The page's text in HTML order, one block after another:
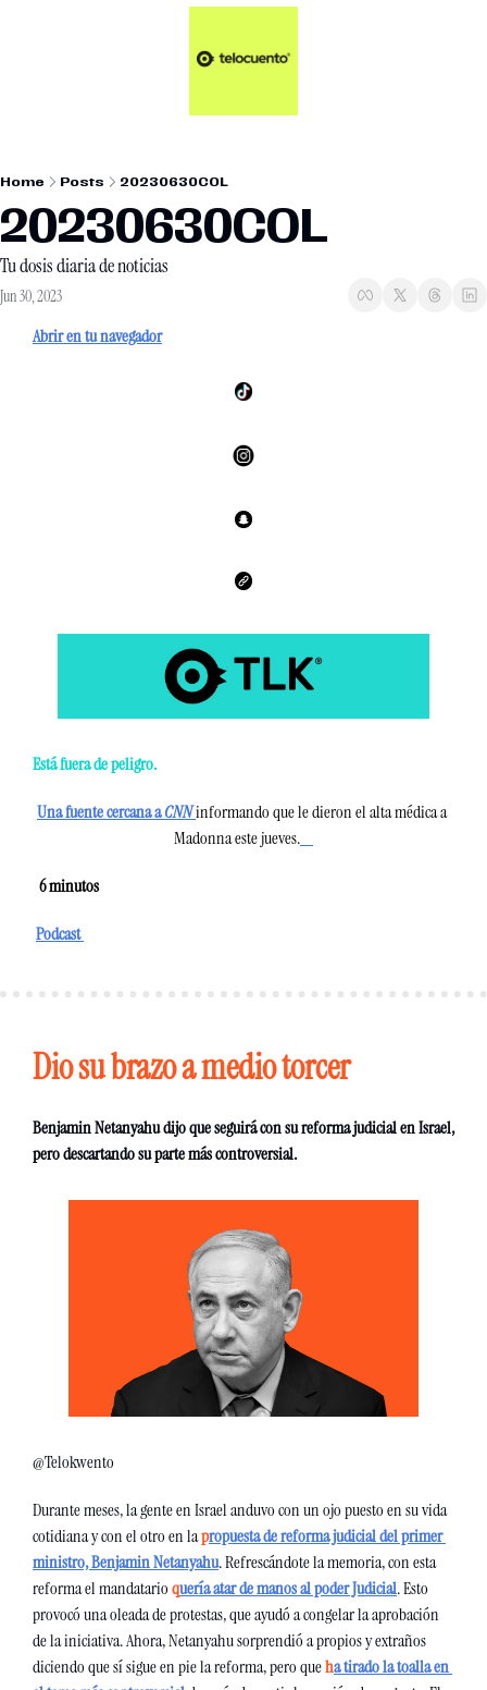
Artículos 📑
Plus 💎
Home Posts 20230630COL
20230630COL
Tu dosis diaria de noticias
Jun 30, 2023
Abrir en tu navegador
Está fuera de peligro.
Una fuente cercana a CNNinformando que le dieron el alta médica a
Madonna este jueves.
6 minutos
Podcast
Dio su brazo a medio torcer
Benjamin Netanyahu dijo que seguirá con su reforma judicial en Israel,
pero descartando su parte más controversial.
@Telokwento
Durante meses, la gente en Israel anduvo con un ojo puesto en su vida
cotidiana y con el otro en la propuesta de reforma judicial del primer
ministro, Benjamin Netanyahu. Refrescándote la memoria, con esta
reforma el mandatario quería atar de manos al poder Judicial. Esto
provocó una oleada de protestas, que ayudó a congelar la aprobación
de la iniciativa. Ahora, Netanyahu sorprendió a propios y extraños
diciendo que sí sigue en pie la reforma, pero que ha tirado la toalla en